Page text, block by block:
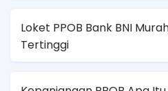
Loket PPOB Bank BNI
Tertinggi